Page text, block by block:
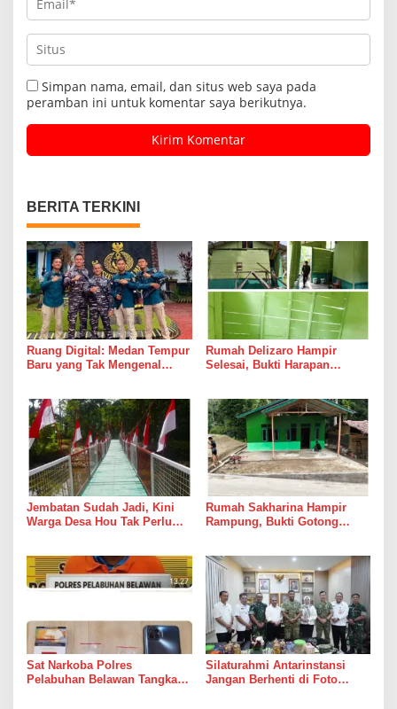
Simpan nama, email, dan situs web saya pada
peramban ini untuk komentar saya berikutnya.
BERITA TERKINI
Ruang Digital: Medan Tempur
Baru yang Tak Mengenal
Rumah Delizaro Hampir
Selesai, Bukti Harapan
Jembatan Sudah Jadi, Kini
Warga Desa Hou Tak Perlu
Rumah Sakharina Hampir
Rampung, Bukti Gotong
Sat Narkoba Polres
Pelabuhan Belawan Tangkap
Silaturahmi Antarinstansi
Jangan Berhenti di Foto